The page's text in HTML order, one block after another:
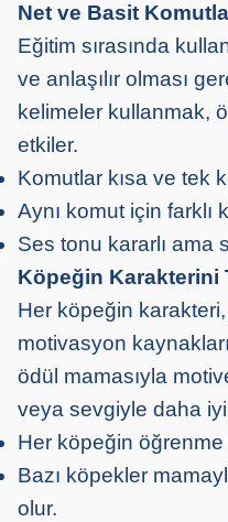
Net ve Basit
Eğitim sırasında
ve anlaşılır olması
kelimeler kullanmak,
etkiler.
Komutlar kısa ve tek
Aynı komut için farklı
Ses tonu kararlı ama
Köpeğin Karakterini
Her köpeğin karakteri,
motivasyon
ödül mamasıyla
veya sevgiyle daha
Her köpeğin öğrenme
Bazı köpekler
olur.